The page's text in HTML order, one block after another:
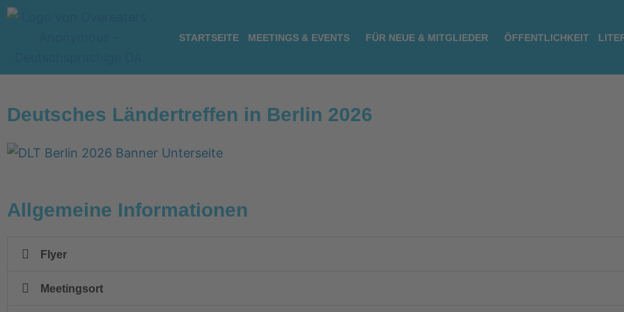
Zum
STARTSEITE MEETINGS & EVENTS FÜR NEUE & MITGLIEDER ÖFFENTLICHKEIT
Deutsches Ländertreffen in Berlin 2026
Allgemeine Informationen
Flyer
Meetingsort